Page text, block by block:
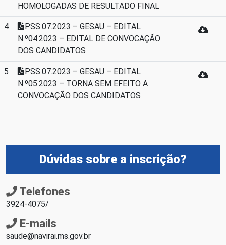
HOMOLOGADAS DE RESULTADO FINAL
4
PSS.07.2023 – GESAU – EDITAL
N.º04.2023 – EDITAL DE CONVOCAÇÃO
DOS CANDIDATOS
5
PSS.07.2023 – GESAU – EDITAL
N.º05.2023 – TORNA SEM EFEITO A
CONVOCAÇÃO DOS CANDIDATOS
Dúvidas sobre a inscrição?
Telefones
3924-4075/
E-mails
saude@navirai.ms.gov.br